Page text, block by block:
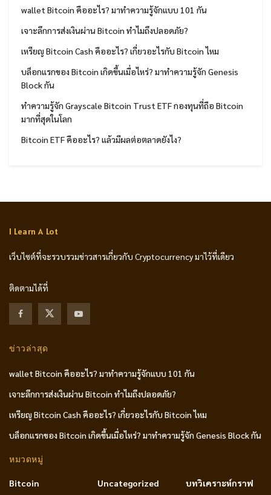
wallet Bitcoin คืออะไร? มาทำความรู้จักแบบ 101 กัน
เจาะลึกการส่งเงินผ่าน Bitcoin ทำไมถึงปลอดภัย?
เหรียญ Bitcoin Cash คืออะไร? เกี่ยวอะไรกับ Bitcoin ไหม
บล็อกแรกของ Bitcoin เกิดขึ้นเมื่อไหร่? มาทำความรู้จัก Genesis
Block กัน
ทำความรู้จัก Grayscale Bitcoin Trust ETF กองทุนที่ถือ Bitcoin
มากที่สุดในโลก
Bitcoin ETF คืออะไร? แล้วมีผลต่อตลาดยังไง?
I Learn A Lot
เว็บไซต์ที่จะรวบรวมข่าวสารเกี่ยวกับ Cryptocurrency มาไว้ที่เดียว
ติดตามได้ที่
ข่าวล่าสุด
wallet Bitcoin คืออะไร? มาทำความรู้จักแบบ 101 กัน
เจาะลึกการส่งเงินผ่าน Bitcoin ทำไมถึงปลอดภัย?
เหรียญ Bitcoin Cash คืออะไร? เกี่ยวอะไรกับ Bitcoin ไหม
บล็อกแรกของ Bitcoin เกิดขึ้นเมื่อไหร่? มาทำความรู้จัก Genesis Block กัน
หมวดหมู่
Bitcoin
Uncategorized
บทวิเคราะห์กราฟ